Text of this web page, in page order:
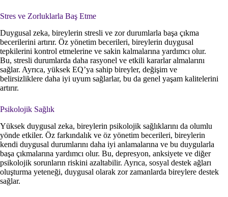
Stres ve Zorluklarla Baş Etme
Duygusal zeka, bireylerin stresli ve zor durumlarla başa çıkma
becerilerini artırır. Öz yönetim becerileri, bireylerin duygusal
tepkilerini kontrol etmelerine ve sakin kalmalarına yardımcı olur.
Bu, stresli durumlarda daha rasyonel ve etkili kararlar almalarını
sağlar. Ayrıca, yüksek EQ’ya sahip bireyler, değişim ve
belirsizliklere daha iyi uyum sağlarlar, bu da genel yaşam kalitelerini
artırır.
Psikolojik Sağlık
Yüksek duygusal zeka, bireylerin psikolojik sağlıklarını da olumlu
yönde etkiler. Öz farkındalık ve öz yönetim becerileri, bireylerin
kendi duygusal durumlarını daha iyi anlamalarına ve bu duygularla
başa çıkmalarına yardımcı olur. Bu, depresyon, anksiyete ve diğer
psikolojik sorunların riskini azaltabilir. Ayrıca, sosyal destek ağları
oluşturma yeteneği, duygusal olarak zor zamanlarda bireylere destek
sağlar.